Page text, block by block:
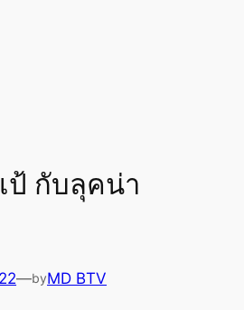
ป้ กับลุคน่า
—byMD BTV